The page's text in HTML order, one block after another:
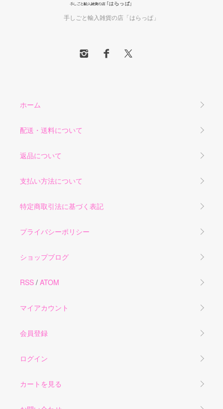
手しごと輸入雑貨の店「はらっぱ」
ホーム
配送・送料について
返品について
支払い方法について
特定商取引法に基づく表記
プライバシーポリシー
ショップブログ
RSS / ATOM
マイアカウント
会員登録
ログイン
カートを見る